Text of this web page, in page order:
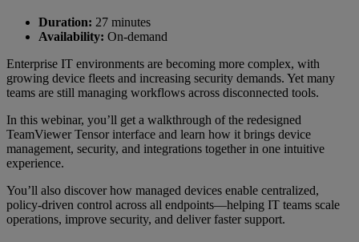
Duration: 27 minutes
Availability: On-demand
Enterprise IT environments are becoming more complex, with
growing device fleets and increasing security demands. Yet many
teams are still managing workflows across disconnected tools.
In this webinar, you’ll get a walkthrough of the redesigned
TeamViewer Tensor interface and learn how it brings device
management, security, and integrations together in one intuitive
experience.
You’ll also discover how managed devices enable centralized,
policy-driven control across all endpoints—helping IT teams scale
operations, improve security, and deliver faster support.